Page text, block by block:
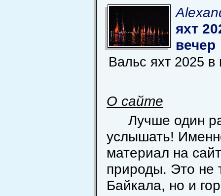
яхт
вечер
Вальс яхт 2025 в
О сайте
Лучше один
услышать!
материал на
природы. Это не
Байкала, но и